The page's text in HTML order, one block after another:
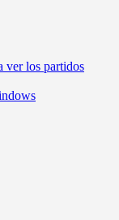
ver los partidos